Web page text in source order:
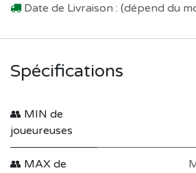
Date de Livraison : (dépend du
Spécifications
👥 MIN de
joueureuses
👥 MAX de